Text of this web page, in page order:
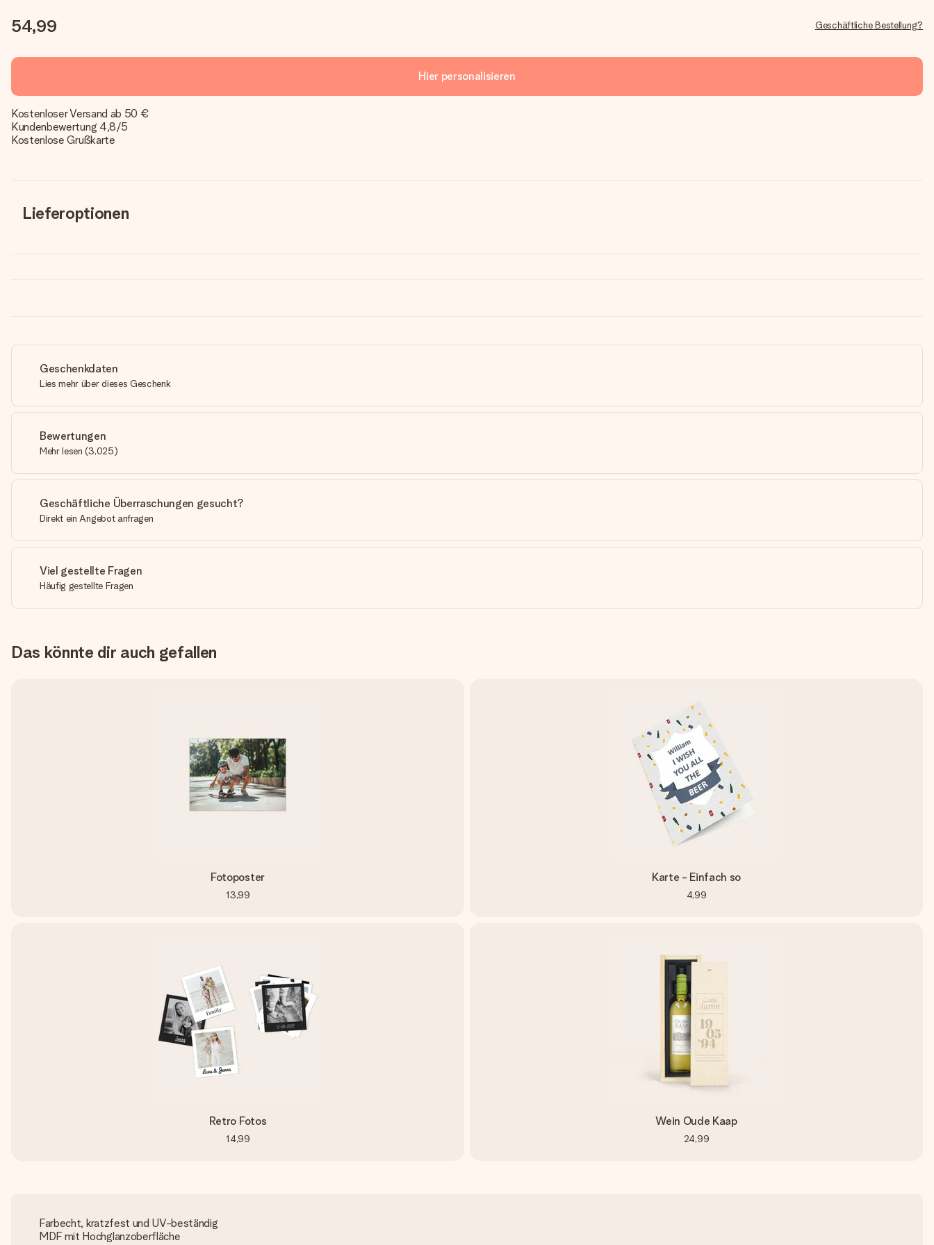
54,99 Geschäftliche Bestellung?
Hier personalisieren
Kostenloser Versand ab 50 €
Kundenbewertung 4,8/5
Kostenlose Grußkarte
Lieferoptionen
Geschenkdaten
Lies mehr über dieses Geschenk
Bewertungen
Mehr lesen (3,025)
Geschäftliche Überraschungen gesucht?
Direkt ein Angebot anfragen
Viel gestellte Fragen
Häufig gestellte Fragen
Das könnte dir auch gefallen
Fotoposter
13,99
Karte - Einfach so
4,99
Retro Fotos
14,99
Wein Oude Kaap
24,99
Farbecht, kratzfest und UV-beständig
MDF mit Hochglanzoberfläche